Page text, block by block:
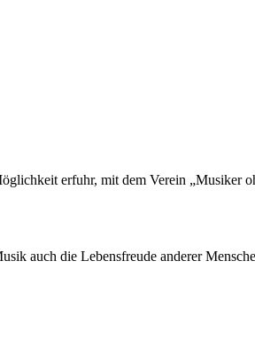
erfuhr, mit dem Verein „Musiker
auch die Lebensfreude anderer